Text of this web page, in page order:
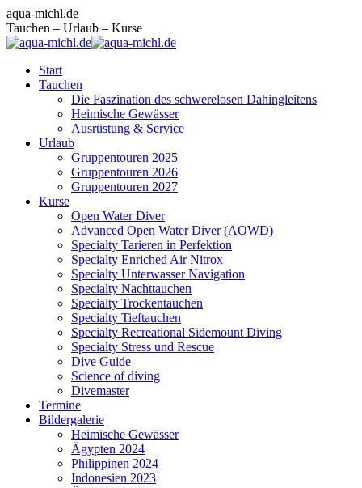
Zum
Inhalt
springen
Facebook
page
opens
new
window
Instagram
page
opens
new
window
E-
Mail
page
new
aqua-michl.de
Tauchen – Urlaub – Kurse
Start
Tauchen
Die Faszination des schwerelosen Dahingleitens
Heimische Gewässer
Ausrüstung & Service
Urlaub
Gruppentouren 2025
Gruppentouren 2026
Gruppentouren 2027
Kurse
Open Water Diver
Advanced Open Water Diver (AOWD)
Specialty Tarieren in Perfektion
Specialty Enriched Air Nitrox
Specialty Unterwasser Navigation
Specialty Nachttauchen
Specialty Trockentauchen
Specialty Tieftauchen
Specialty Recreational Sidemount Diving
Specialty Stress und Rescue
Dive Guide
Science of diving
Divemaster
Termine
Bildergalerie
Heimische Gewässer
Ägypten 2024
Philippinen 2024
Indonesien 2023